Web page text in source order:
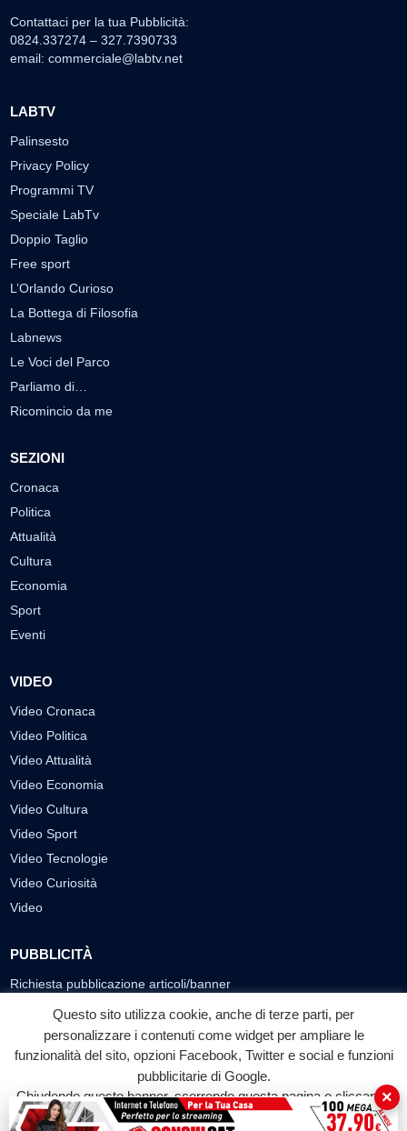
Contattaci per la tua Pubblicità:
0824.337274 – 327.7390733
email: commerciale@labtv.net
LABTV
Palinsesto
Privacy Policy
Programmi TV
Speciale LabTv
Doppio Taglio
Free sport
L’Orlando Curioso
La Bottega di Filosofia
Labnews
Le Voci del Parco
Parliamo di…
Ricomincio da me
SEZIONI
Cronaca
Politica
Attualità
Cultura
Economia
Sport
Eventi
VIDEO
Video Cronaca
Video Politica
Video Attualità
Video Economia
Video Cultura
Video Sport
Video Tecnologie
Video Curiosità
Video
PUBBLICITÀ
Richiesta pubblicazione articoli/banner
SEGUICI SUI SOCIAL
f
Facebook
◎ ▶
YouTube
Questo sito utilizza cookie, anche di terze parti, per
personalizzare i contenuti come widget per ampliare le
funzionalità del sito, opzioni Facebook, Twitter e social e funzioni
pubblicitarie di Google.
Chiudendo questo banner, scorrendo questa pagina o cliccando
su qualunque suo elemento acconsenti all'uso dei cookie.
×